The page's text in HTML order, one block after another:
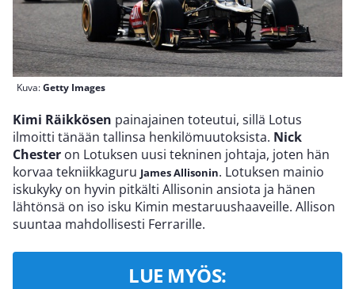
Kuva:Getty Images
Kimi Räikkösen painajainen toteutui, sillä Lotus
ilmoitti tänään tallinsa henkilömuutoksista. Nick
Chester on Lotuksen uusi tekninen johtaja, joten hän
korvaa tekniikkaguru James Allisonin. Lotuksen mainio
iskukyky on hyvin pitkälti Allisonin ansiota ja hänen
lähtönsä on iso isku Kimin mestaruushaaveille. Allison
suuntaa mahdollisesti Ferrarille.
LUE MYÖS: